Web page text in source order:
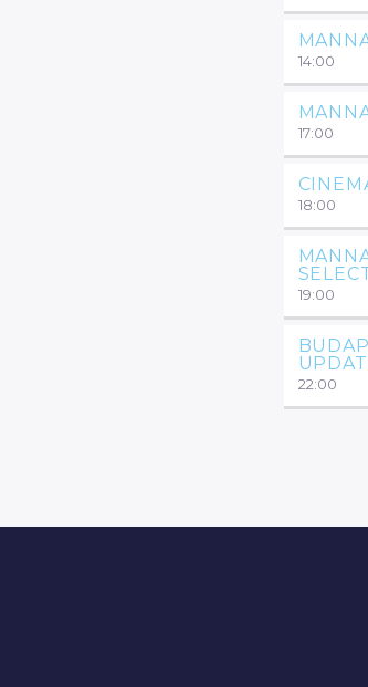
14:00
17:00
18:00
19:00
22:00